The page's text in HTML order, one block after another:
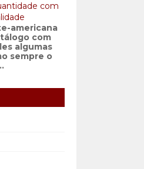
com
americana
com
algumas
sempre o